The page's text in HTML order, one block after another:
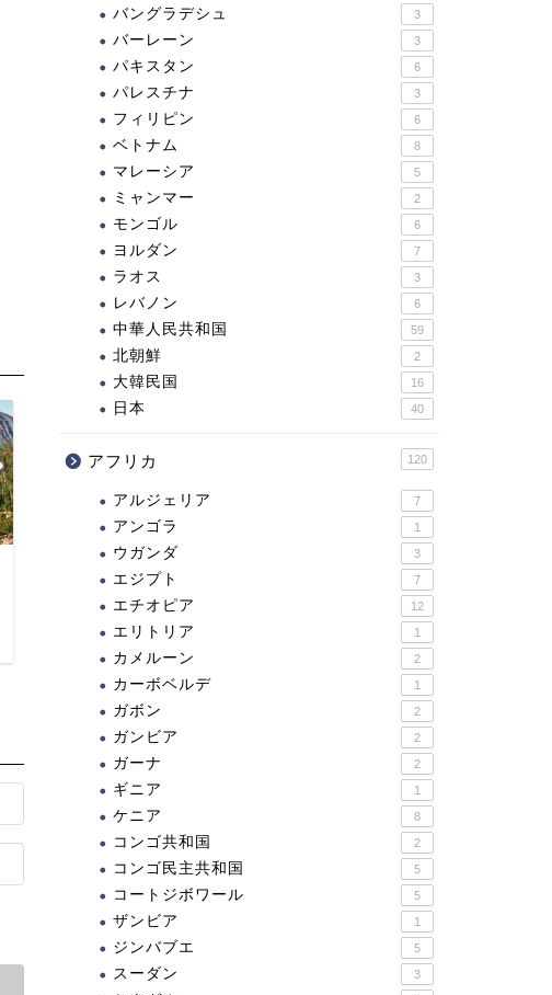
ドナウ河岸、ブダ城地区及
びアンドラーシ通りを含む
ブダペスト
シュトラールズント及びヴ
ィスマルの歴史地区
バングラデシュ 3
バーレーン 3
パキスタン 6
パレスチナ 3
フィリピン 6
ベトナム 8
マレーシア 5
ミャンマー 2
モンゴル 6
ヨルダン 7
ラオス 3
レバノン 6
中華人民共和国 59
北朝鮮 2
大韓民国 16
日本 40
アフリカ 120
アルジェリア 7
アンゴラ 1
ウガンダ 3
エジプト 7
エチオピア 12
エリトリア 1
カメルーン 2
カーボベルデ 1
ガボン 2
ガンビア 2
ガーナ 2
ギニア 1
ケニア 8
コンゴ共和国 2
コンゴ民主共和国 5
コートジボワール 5
ザンビア 1
ジンバブエ 5
スーダン 3